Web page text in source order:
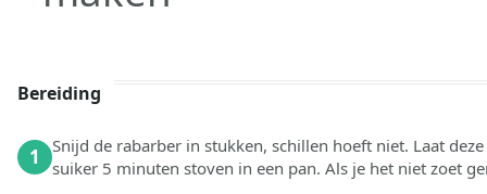
Bereiding
1
Snijd de rabarber in stukken, schillen hoeft niet. Laat
suiker 5 minuten stoven in een pan. Als je het niet zoet